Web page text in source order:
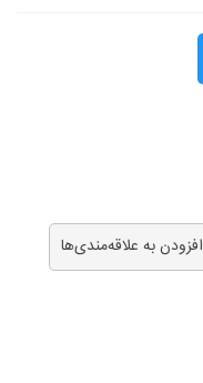
افزودن به علاقه‌مندی‌ها